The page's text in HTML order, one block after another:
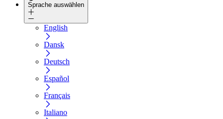
Sprache auswählen
English
Dansk
Deutsch
Español
Français
Italiano